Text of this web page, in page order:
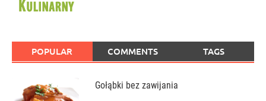
POPULAR COMMENTS TAGS
Gołąbki bez zawijania